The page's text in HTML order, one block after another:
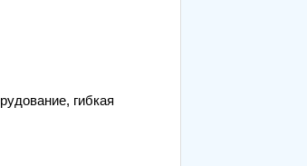
гибкая